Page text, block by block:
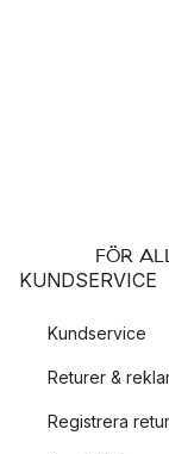
FÖR
KUNDSERVICE
Kundservice
Returer &
Registrera